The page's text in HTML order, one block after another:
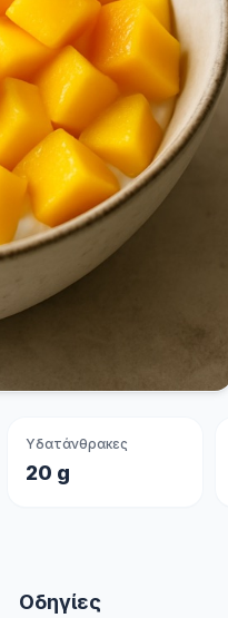
Υδατάνθρακες
20 g
Οδηγίες